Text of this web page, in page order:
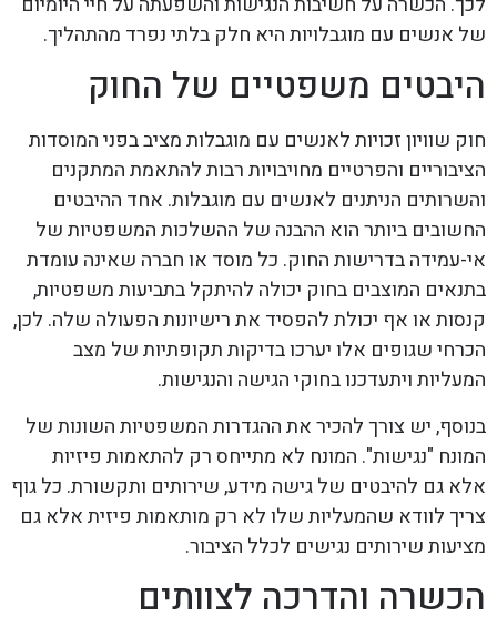
של אנשים עם מוגבלויות היא חלק בלתי נפרד מהתהליך.
היבטים משפטיים של החוק
חוק שוויון זכויות לאנשים עם מוגבלות מציב בפני המוסדות
הציבוריים והפרטיים מחויבויות רבות להתאמת המתקנים
והשרותים הניתנים לאנשים עם מוגבלות. אחד ההיבטים
החשובים ביותר הוא ההבנה של ההשלכות המשפטיות של
אי-עמידה בדרישות החוק. כל מוסד או חברה שאינה עומדת
בתנאים המוצבים בחוק יכולה להיתקל בתביעות משפטיות,
קנסות או אף יכולת להפסיד את רישיונות הפעולה שלה. לכן,
הכרחי שגופים אלו יערכו בדיקות תקופתיות של מצב
המעליות ויתעדכנו בחוקי הגישה והנגישות.
בנוסף, יש צורך להכיר את ההגדרות המשפטיות השונות של
המונח "נגישות". המונח לא מתייחס רק להתאמות פיזיות
אלא גם להיבטים של גישה מידע, שירותים ותקשורת. כל גוף
צריך לוודא שהמעליות שלו לא רק מותאמות פיזית אלא גם
מציעות שירותים נגישים לכלל הציבור.
הכשרה והדרכה לצוותים